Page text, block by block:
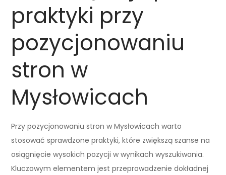
praktyki przy
pozycjonowaniu
stron w
Mysłowicach
Przy pozycjonowaniu stron w Mysłowicach warto
stosować sprawdzone praktyki, które zwiększą szanse na
osiągnięcie wysokich pozycji w wynikach wyszukiwania.
Kluczowym elementem jest przeprowadzenie dokładnej